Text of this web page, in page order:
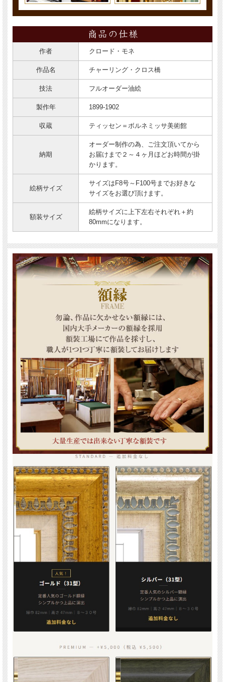
作者 クロード・モネ
作品名 チャーリング・クロス橋
技法 フルオーダー油絵
製作年 1899-1902
収蔵 ティッセン＝ボルネミッサ美術館
納期
オーダー制作の為、ご注文頂いてから
お届けまで２～４ヶ月ほどお時間が掛
かります。
絵柄サイズ
サイズはF8号～F100号までお好きな
サイズをお選び頂けます。
額装サイズ
絵柄サイズに上下左右それぞれ＋約
80mmになります。